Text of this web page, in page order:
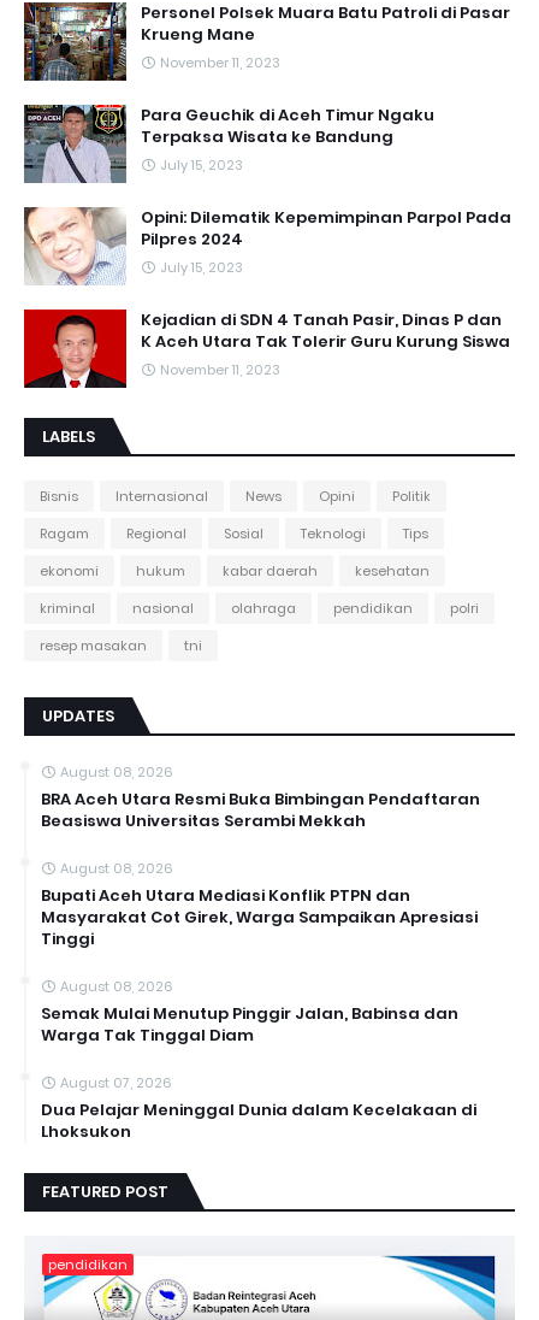
Personel Polsek Muara Batu Patroli di Pasar
Krueng Mane
November 11, 2023
Para Geuchik di Aceh Timur Ngaku
Terpaksa Wisata ke Bandung
July 15, 2023
Opini: Dilematik Kepemimpinan Parpol Pada
Pilpres 2024
July 15, 2023
Kejadian di SDN 4 Tanah Pasir, Dinas P dan
K Aceh Utara Tak Tolerir Guru Kurung Siswa
November 11, 2023
LABELS
Bisnis Internasional News Opini
Politik
Ragam
Regional Sosial Teknologi
Tips
ekonomi
hukum kabar daerah
kesehatan
kriminal
nasional olahraga pendidikan
polri
resep masakan
tni
UPDATES
August 08, 2026
BRA Aceh Utara Resmi Buka Bimbingan Pendaftaran
Beasiswa Universitas Serambi Mekkah
August 08, 2026
Bupati Aceh Utara Mediasi Konflik PTPN dan
Masyarakat Cot Girek, Warga Sampaikan Apresiasi
Tinggi
August 08, 2026
Semak Mulai Menutup Pinggir Jalan, Babinsa dan
Warga Tak Tinggal Diam
August 07, 2026
Dua Pelajar Meninggal Dunia dalam Kecelakaan di
Lhoksukon
FEATURED POST
pendidikan